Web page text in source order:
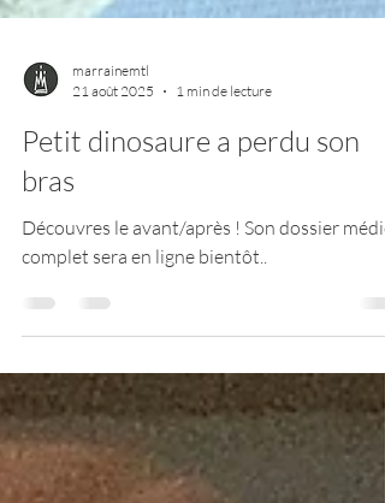
marrainemtl
21 août 2025
1 min de lecture
Petit dinosaure a perdu son
bras
complet sera en ligne bientôt..